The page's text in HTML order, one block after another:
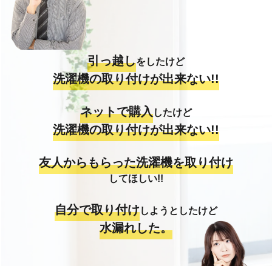
引っ越しをしたけど
洗濯機の取り付けが出来ない!!
ネットで購入したけど
洗濯機の取り付けが出来ない!!
友人からもらった洗濯機を取り付け
してほしい!!
自分で取り付けしようとしたけど
水漏れした。